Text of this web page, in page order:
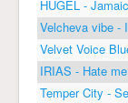
HUGEL -
Velcheva vibe -
Velvet Voice
IRIAS - Hate me
Temper City -